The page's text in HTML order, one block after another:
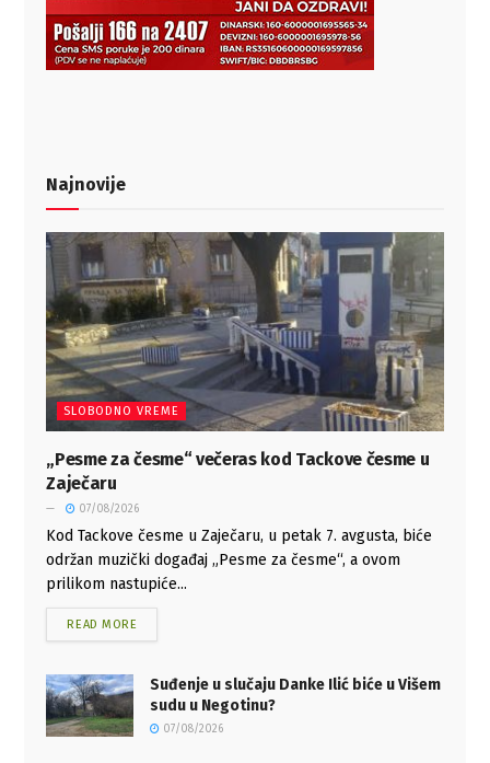
Najnovije
SLOBODNO VREME
„Pesme za česme“ večeras kod Tackove česme u
Zaječaru
07/08/2026
Kod Tackove česme u Zaječaru, u petak 7. avgusta, biće
održan muzički događaj „Pesme za česme“, a ovom
prilikom nastupiće...
READ MORE
Suđenje u slučaju Danke Ilić biće u Višem
sudu u Negotinu?
07/08/2026